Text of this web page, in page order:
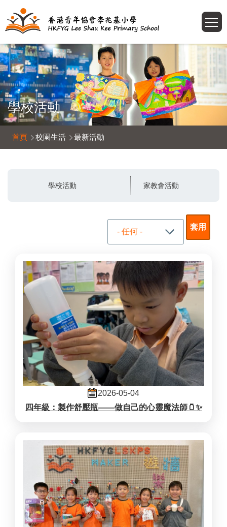
移至主內容
學校活動
導
航
首頁 校園生活 最新活動
學校活動 家教會活動
2026-05-04
四年級：製作舒壓瓶——做自己的心靈魔法師🫙✨